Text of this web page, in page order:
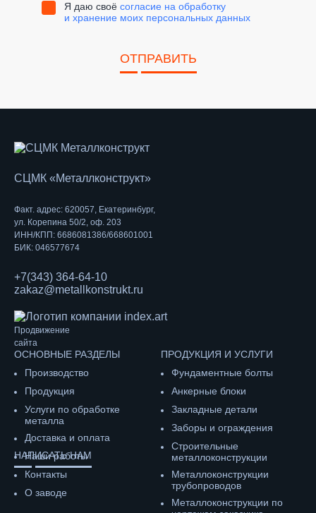
Я даю своё согласие на обработку
и хранение моих персональных данных
ОТПРАВИТЬ
СЦМК «Металлконструкт»
Факт. адрес: 620057, Екатеринбург,
ул. Корепина 50/2, оф. 203
ИНН/КПП: 6686081386/668601001
БИК: 046577674
+7(343) 364-64-10
zakaz@metallkonstrukt.ru
Продвижение
сайта
ОСНОВНЫЕ РАЗДЕЛЫ
Производство
Продукция
Услуги по обработке
металла
Доставка и оплата
Наши работы
Контакты
О заводе
ПРОДУКЦИЯ И УСЛУГИ
Фундаментные болты
Анкерные блоки
Закладные детали
Заборы и ограждения
Строительные
металлоконструкции
Металлоконструкции
трубопроводов
Металлоконструкции по
НАПИСАТЬ НАМ